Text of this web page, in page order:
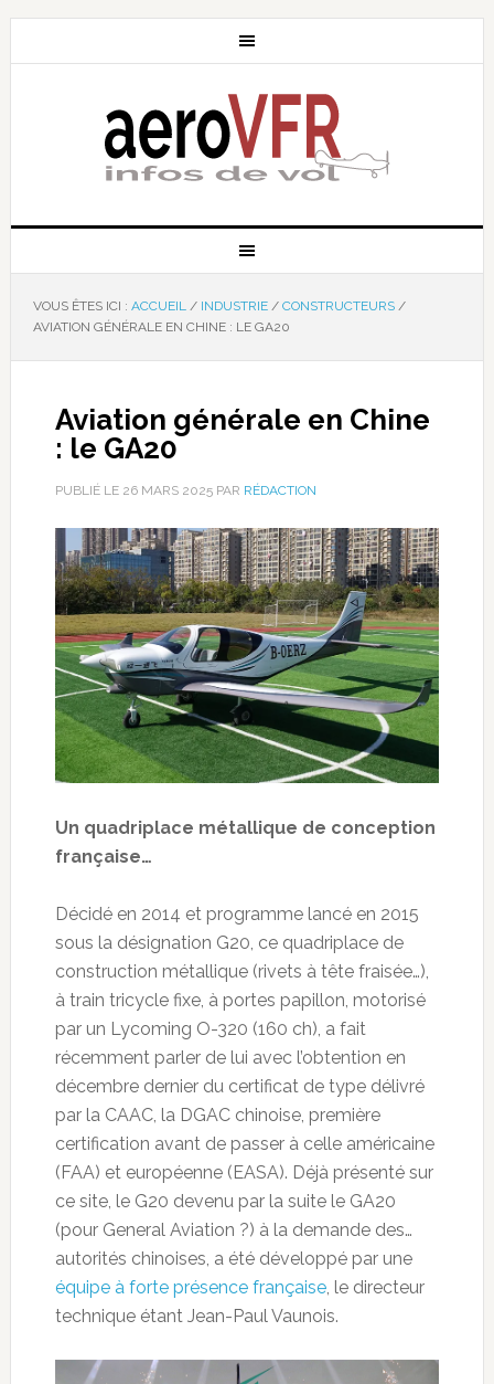
VOUS ÊTES ICI : ACCUEIL / INDUSTRIE / CONSTRUCTEURS /
AVIATION GÉNÉRALE EN CHINE : LE GA20
Aviation générale en Chine
: le GA20
PUBLIÉ LE 26 MARS 2025PAR RÉDACTION
Un quadriplace métallique de conception
française…
Décidé en 2014 et programme lancé en 2015
sous la désignation G20, ce quadriplace de
construction métallique (rivets à tête fraisée…),
à train tricycle fixe, à portes papillon, motorisé
par un Lycoming O-320 (160 ch), a fait
récemment parler de lui avec l’obtention en
décembre dernier du certificat de type délivré
par la CAAC, la DGAC chinoise, première
certification avant de passer à celle américaine
(FAA) et européenne (EASA). Déjà présenté sur
ce site, le G20 devenu par la suite le GA20
(pour General Aviation ?) à la demande des…
autorités chinoises, a été développé par une
équipe à forte présence française, le directeur
technique étant Jean-Paul Vaunois.